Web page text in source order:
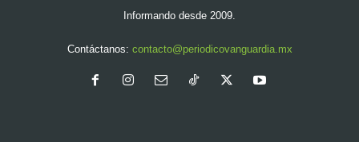
Informando desde 2009.
Contáctanos: contacto@periodicovanguardia.mx